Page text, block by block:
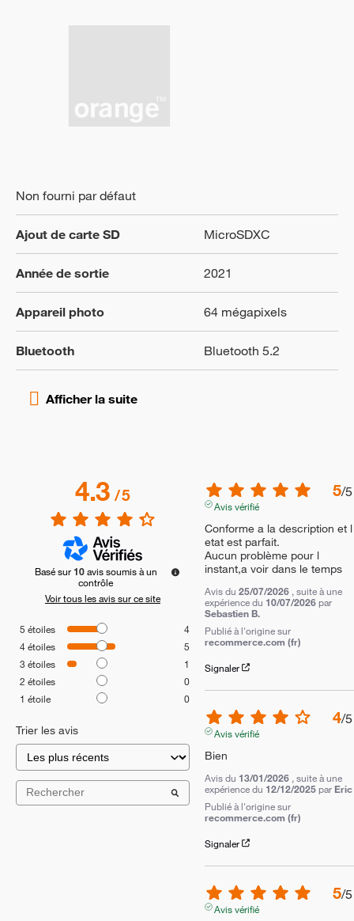
Non fourni par défaut
Ajout de carte SD MicroSDXC
Année de sortie 2021
Appareil photo 64 mégapixels
Bluetooth Bluetooth 5.2
4.3/5
Basé sur 10 avis soumis à un
contrôle
Voir tous les avis sur ce site
5 étoiles
4
4étoiles
5
3 étoiles
1
2 étoiles
0
1 étoile 0
Trier les avis
5/5
Avis vérifié
Conforme a la description et l
etat est parfait.
Aucun problème pour l
instant,a voir dans le temps
Avis du 25/07/2026 , suite à une
expérience du 10/07/2026 par
Sebastien B.
Publié à l'origine sur
recommerce.com (fr)
Signaler
4/5
Avis vérifié
Bien
Avis du 13/01/2026 , suite à une
expérience du 12/12/2025 par Eric
Publié à l'origine sur
recommerce.com (fr)
Signaler
5/5
Avis vérifié